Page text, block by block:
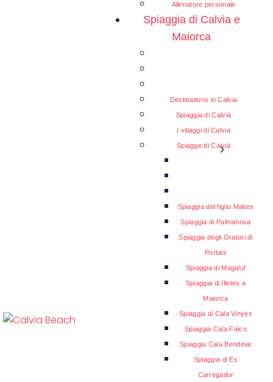
Allenatore personale
Spiaggia di Calvia e
Maiorca
Destinations in Calvia
Spiaggia di Calvià
I villaggi di Calvia
Spiagge di Calvià
Spiaggia del figlio Maties
Spiaggia di Palmanova
Spiaggia degli Oratori di
Portals
Spiaggia di Magaluf
Spiaggia di Illetes a
Maiorca
Spiaggia di Cala Vinyes
Spiaggia Cala Falco
Spiaggia Cala Bendinat
Spiaggia di Es
Carregador